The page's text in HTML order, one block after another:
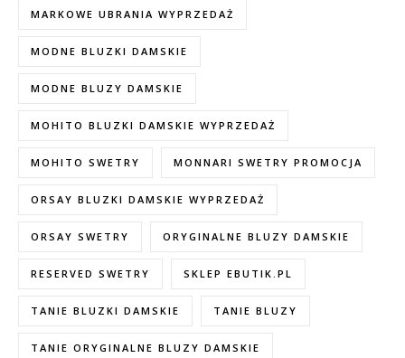
MARKOWE UBRANIA WYPRZEDAŻ
MODNE BLUZKI DAMSKIE
MODNE BLUZY DAMSKIE
MOHITO BLUZKI DAMSKIE WYPRZEDAŻ
MOHITO SWETRY MONNARI SWETRY PROMOCJA
ORSAY BLUZKI DAMSKIE WYPRZEDAŻ
ORSAY SWETRY ORYGINALNE BLUZY DAMSKIE
RESERVED SWETRY SKLEP EBUTIK.PL
TANIE BLUZKI DAMSKIE TANIE BLUZY
TANIE ORYGINALNE BLUZY DAMSKIE